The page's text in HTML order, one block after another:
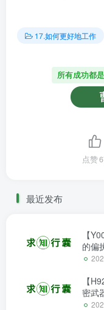
17.如何更好地工作
所有成功都
点赞
最近发布
【
的偏
【
密武